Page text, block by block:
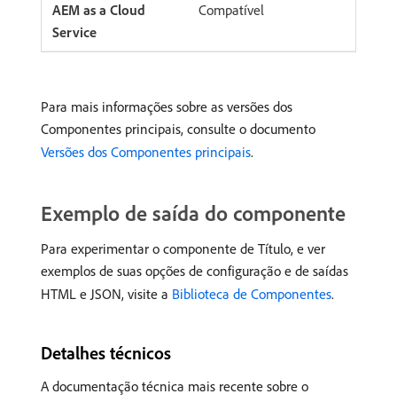
Compatível
Para mais informações sobre as versões dos
Componentes principais, consulte o documento
Versões dos Componentes principais.
Exemplo de saída do componente
Para experimentar o componente de Título, e ver
exemplos de suas opções de configuração e de saídas
HTML e JSON, visite a Biblioteca de Componentes.
Detalhes técnicos
A documentação técnica mais recente sobre o